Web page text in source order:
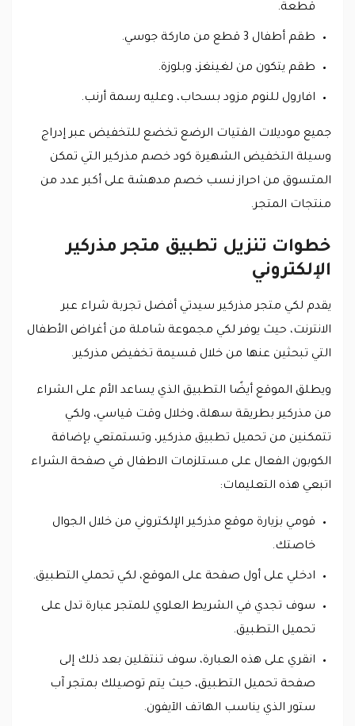
قطعة.
طقم أطفال 3 قطع من ماركة جوسي.
طقم يتكون من لغينغز، وبلوزة.
افارول للنوم مزود بسحاب، وعليه رسمة أرنب.
جميع موديلات الفتيات الرضع تخضع للتخفيض عبر إدراج
وسيلة التخفيض الشهيرة كود خصم مذركير التي تمكن
المتسوق من احراز نسب خصم مدهشة على أكبر عدد من
منتجات المتجر.
خطوات تنزيل تطبيق متجر مذركير
الإلكتروني
يقدم لكي متجر مذركير سيدتي أفضل تجربة شراء عبر
الانترنت، حيث يوفر لكي مجموعة شاملة من أغراض الأطفال
التي تبحثين عنها من خلال قسيمة تخفيض مذركير.
ويطلق الموقع أيضًا التطبيق الذي يساعد الأم على الشراء
من مذركير بطريقة سهلة، وخلال وقت قياسي، ولكي
تتمكنين من تحميل تطبيق مذركير، وتستمتعي بإضافة
الكوبون الفعال على مستلزمات الاطفال في صفحة الشراء
اتبعي هذه التعليمات:
قومي بزيارة موقع مذركير الإلكتروني من خلال الجوال
خاصتك.
ادخلي على أول صفحة على الموقع، لكي تحملي التطبيق.
سوف تجدي في الشريط العلوي للمتجر عبارة تدل على
تحميل التطبيق.
انقري على هذه العبارة، سوف تنتقلين بعد ذلك إلى
صفحة تحميل التطبيق، حيث يتم توصيلك بمتجر آب
ستور الذي يناسب الهاتف الآيفون.